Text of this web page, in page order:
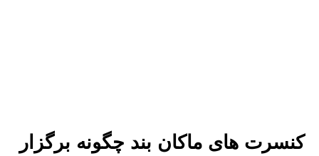
کنسرت های ماکان بند چگونه برگزار